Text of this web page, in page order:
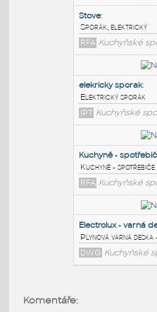
Sporák,
RFA
elekricky
Elektrický
IPT
Komentáře: